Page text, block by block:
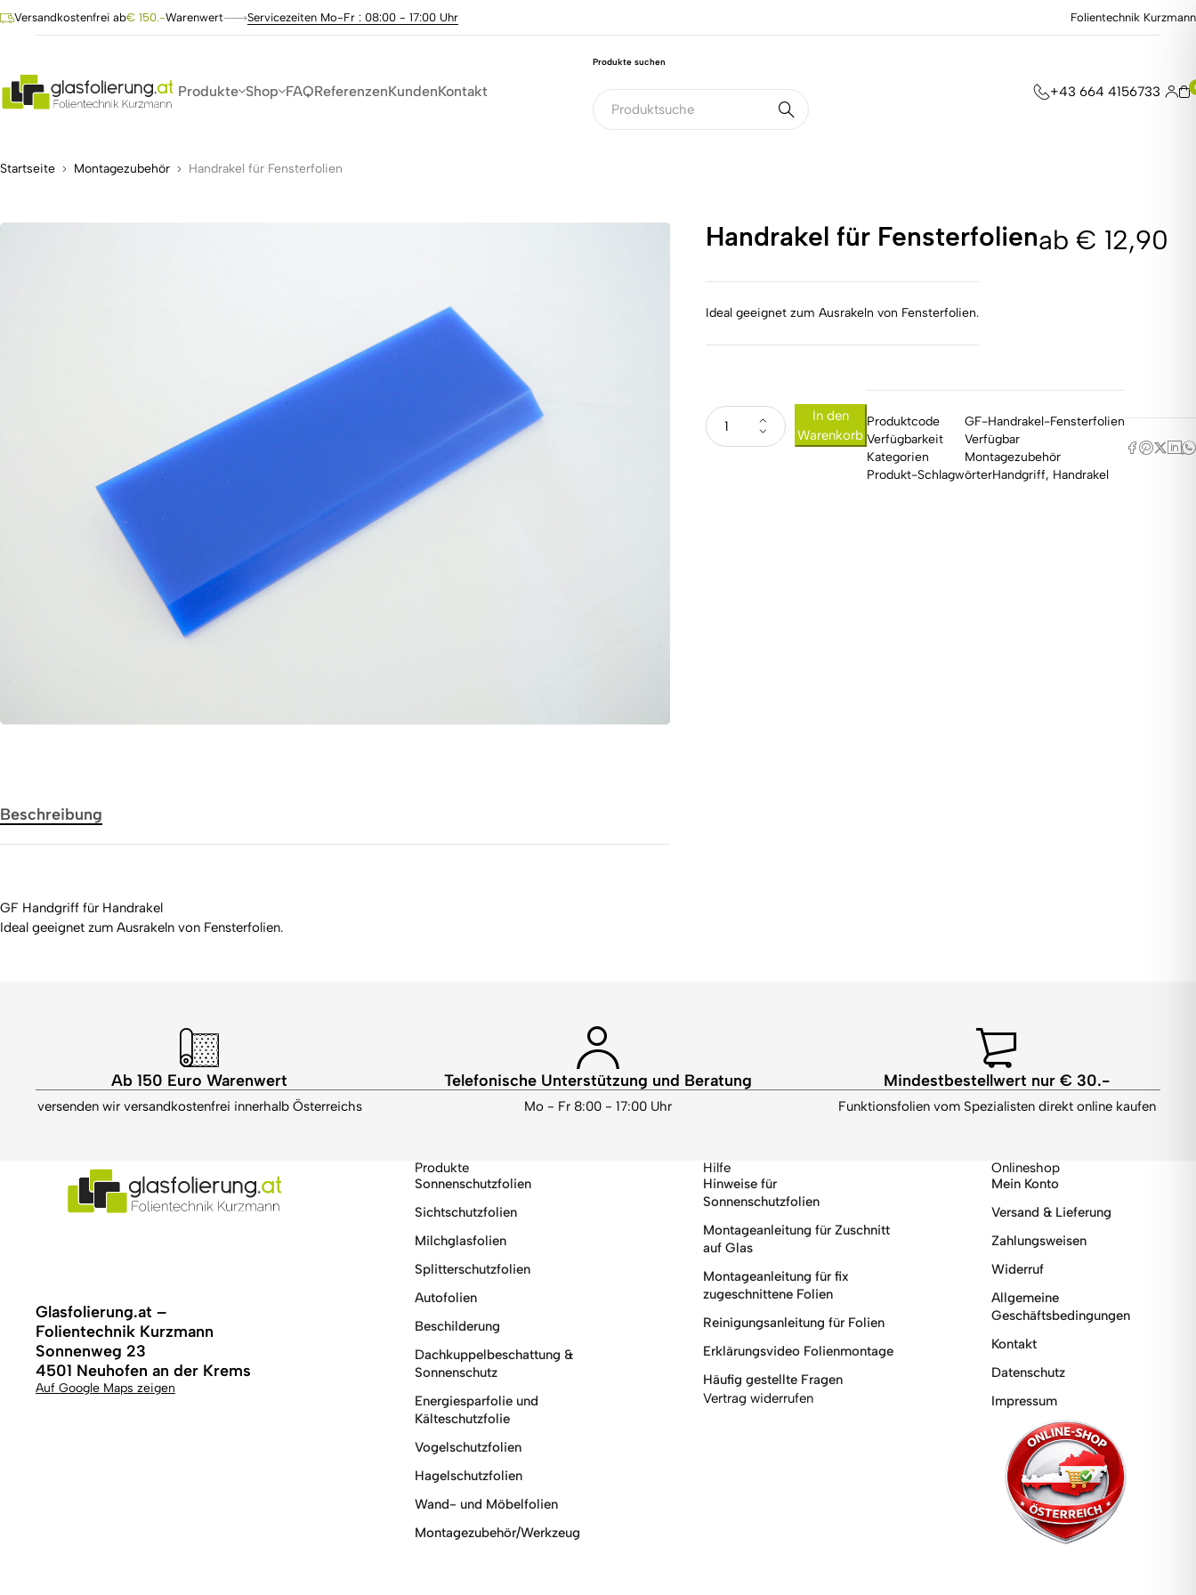
Versandkostenfrei ab€ 150.-Warenwert Servicezeiten Mo-Fr : 08:00 - 17:00 Uhr Folientechnik Kurzmann
Produkte Shop FAQReferenzenKundenKontakt
Produkte suchen
+43 664 4156733
Startseite Montagezubehör Handrakel für Fensterfolien
Handrakel für Fensterfolienab € 12,90
Ideal geeignet zum Ausrakeln von Fensterfolien.
In den
Warenkorb
Produktcode
GF-Handrakel-Fensterfolien
Verfügbarkeit
Verfügbar
Kategorien
Montagezubehör
Produkt-SchlagwörterHandgriff, Handrakel
Beschreibung
GF Handgriff für Handrakel
Ideal geeignet zum Ausrakeln von Fensterfolien.
Ab 150 Euro Warenwert
versenden wir versandkostenfrei innerhalb Österreichs
Telefonische Unterstützung und Beratung
Mo - Fr 8:00 - 17:00 Uhr
Mindestbestellwert nur € 30.-
Funktionsfolien vom Spezialisten direkt online kaufen
Glasfolierung.at –
Folientechnik Kurzmann
Sonnenweg 23
4501 Neuhofen an der Krems
Auf Google Maps zeigen
Produkte
Sonnenschutzfolien
Sichtschutzfolien
Milchglasfolien
Splitterschutzfolien
Autofolien
Beschilderung
Dachkuppelbeschattung &
Sonnenschutz
Energiesparfolie und
Kälteschutzfolie
Vogelschutzfolien
Hagelschutzfolien
Wand- und Möbelfolien
Montagezubehör/Werkzeug
Hilfe
Hinweise für
Sonnenschutzfolien
Montageanleitung für Zuschnitt
auf Glas
Montageanleitung für fix
zugeschnittene Folien
Reinigungsanleitung für Folien
Erklärungsvideo Folienmontage
Häufig gestellte Fragen
Vertrag widerrufen
Onlineshop
Mein Konto
Versand & Lieferung
Zahlungsweisen
Widerruf
Allgemeine
Geschäftsbedingungen
Kontakt
Datenschutz
Impressum